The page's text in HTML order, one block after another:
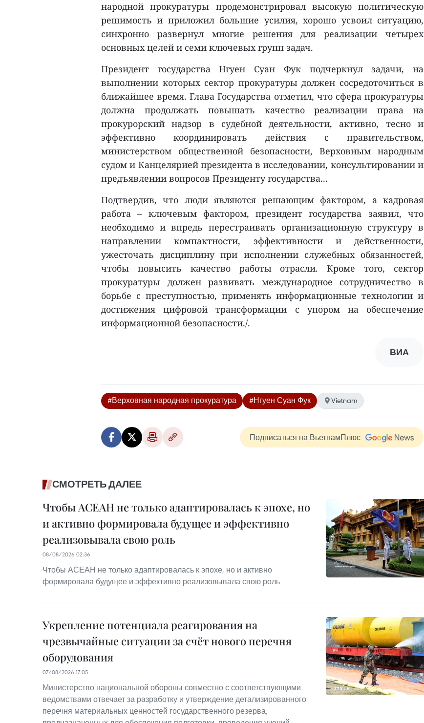
народной прокуратуры продемонстрировал высокую политическую
решимость и приложил большие усилия, хорошо усвоил ситуацию,
синхронно развернул многие решения для реализации четырех
основных целей и семи ключевых групп задач.
Президент государства Нгуен Суан Фук подчеркнул задачи, на
выполнении которых сектор прокуратуры должен сосредоточиться в
ближайшее время. Глава Государства отметил, что сфера прокуратуры
должна продолжать повышать качество реализации права на
прокурорский надзор в судебной деятельности, активно, тесно и
эффективно координировать действия с правительством,
министерством общественной безопасности, Верховным народным
судом и Канцелярией президента в исследовании, консультировании и
предъявлении вопросов Президенту государства...
Подтвердив, что люди являются решающим фактором, а кадровая
работа – ключевым фактором, президент государства заявил, что
необходимо и впредь перестраивать организационную структуру в
направлении компактности, эффективности и действенности,
ужесточать дисциплину при исполнении служебных обязанностей,
чтобы повысить качество работы отрасли. Кроме того, сектор
прокуратуры должен развивать международное сотрудничество в
борьбе с преступностью, применять информационные технологии и
достижения цифровой трансформации с упором на обеспечение
информационной безопасности./.
ВИА
#Верховная народная прокуратура #Нгуен Суан Фук Vietnam
Подписаться на ВьетнамПлюс
СМОТРЕТЬ ДАЛЕЕ
Чтобы АСЕАН не только адаптировалась к эпохе, но
и активно формировала будущее и эффективно
реализовывала свою роль
08/08/2026 02:36
Чтобы АСЕАН не только адаптировалась к эпохе, но и активно
формировала будущее и эффективно реализовывала свою роль
Укрепление потенциала реагирования на
чрезвычайные ситуации за счёт нового перечня
оборудования
07/08/2026 17:05
Министерство национальной обороны совместно с соответствующими
ведомствами отвечает за разработку и утверждение детализированного
перечня материальных ценностей государственного резерва,